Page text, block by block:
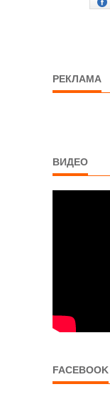
РЕКЛАМА
ВИДЕО
FACEBOOK